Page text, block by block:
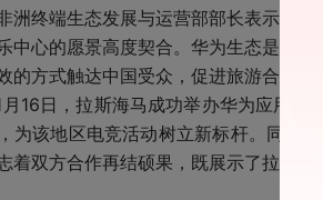
洲终端生态发展与运营部部长表示，
中心的愿景高度契合。华为生态是帮
的方式触达中国受众，促进旅游合作、
16日，拉斯海马成功举办华为应用市
为该地区电竞活动树立新标杆。同年
着双方合作再结硕果，既展示了拉斯